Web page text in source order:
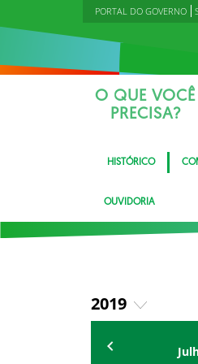
PORTAL DO GOVERNO
O QUE VOCÊ
PRECISA?
HISTÓRICO
OUVIDORIA
2019
2018